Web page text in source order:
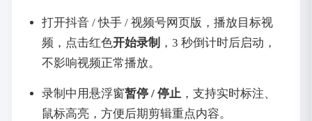
打开抖音 / 快手 / 视频号网页版，播放目标视
频，点击红色开始录制 ，3 秒倒计时后启动，
不影响视频正常播放。
录制中用悬浮窗暂停 / 停止 ，支持实时标注、
鼠标高亮，方便后期剪辑重点内容。